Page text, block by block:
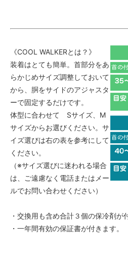
《COOL WALKERとは？》
装着はとても簡単。首部分をあ
らかじめサイズ調整しておいて
から、胴をサイドのアジャスタ
ーで固定するだけです。
体型に合わせて Sサイズ、M
サイズからお選びください。サ
イズ選びは右の表を参考にして
ください。
（※サイズ選びに迷われる場合
は、ご遠慮なく電話またはメー
ルでお問い合わせください）
・交換用も含め合計３個の保冷剤が
・一年間有効の保証書が付きます。